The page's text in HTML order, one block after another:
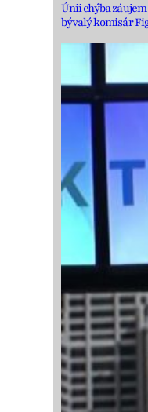
Únii chýba
bývalý komisár